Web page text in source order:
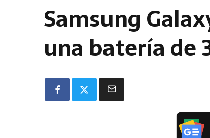
Samsung
una batería de